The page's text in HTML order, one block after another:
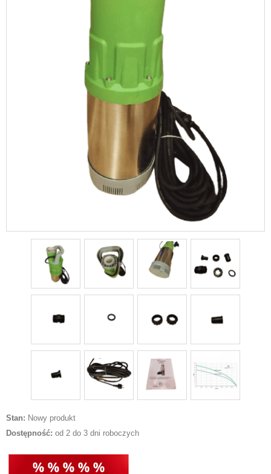
Stan: Nowy produkt
Dostępność: od 2 do 3 dni roboczych